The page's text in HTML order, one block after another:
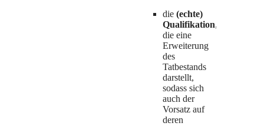
die (echte)
Qualifikation,
die eine
Erweiterung
des
Tatbestands
darstellt,
sodass sich
auch der
Vorsatz auf
deren